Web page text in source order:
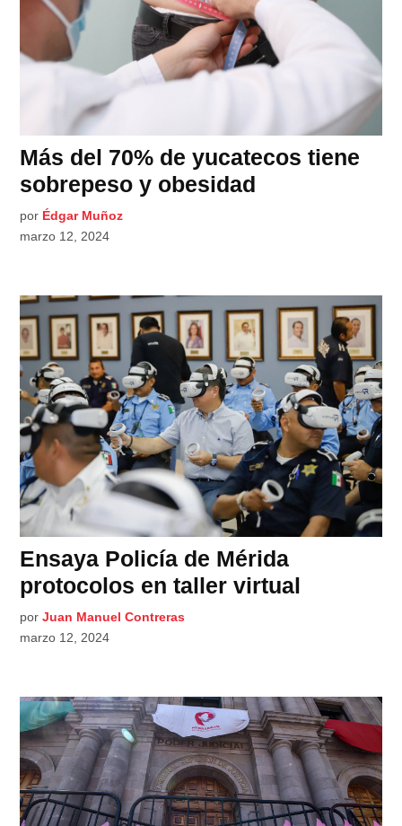
Más del 70% de yucatecos tiene
sobrepeso y obesidad
por Édgar Muñoz
marzo 12, 2024
Ensaya Policía de Mérida
protocolos en taller virtual
por Juan Manuel Contreras
marzo 12, 2024